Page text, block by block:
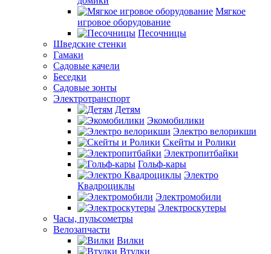
Мягкое
игровое оборудование
Песочницы
Шведские стенки
Гамаки
Садовые качели
Беседки
Садовые зонты
Электротранспорт
Детям
Экомобилики
Электро велорикши
Скейты и Ролики
Электропитбайки
Гольф-кары
Электро
Квадроциклы
Электромобили
Электроскутеры
Часы, пульсометры
Велозапчасти
Вилки
Втулки